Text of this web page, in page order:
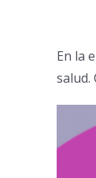
En la
salud.